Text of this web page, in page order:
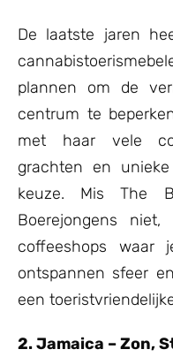
De laatste jaren
plannen om de
centrum te
met haar vele
grachten en
keuze. Mis The
Boerejongens
coffeeshops waar
ontspannen sfeer
een
2. Jamaica – Zon,